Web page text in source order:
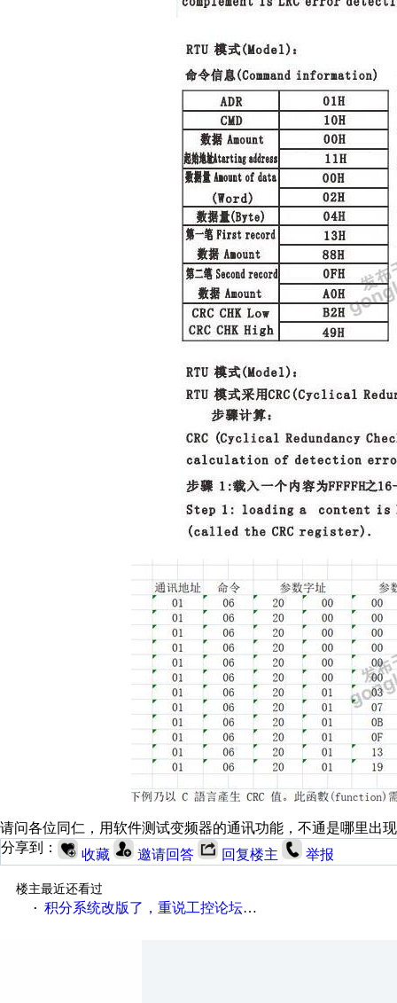
请问各位同仁，用软件测试变频器的通讯功能，不通是哪里出
分享到：
收藏 邀请回答 回复楼主 举报
楼主最近还看过
· 积分系统改版了，重说工控论坛积分那点事儿……